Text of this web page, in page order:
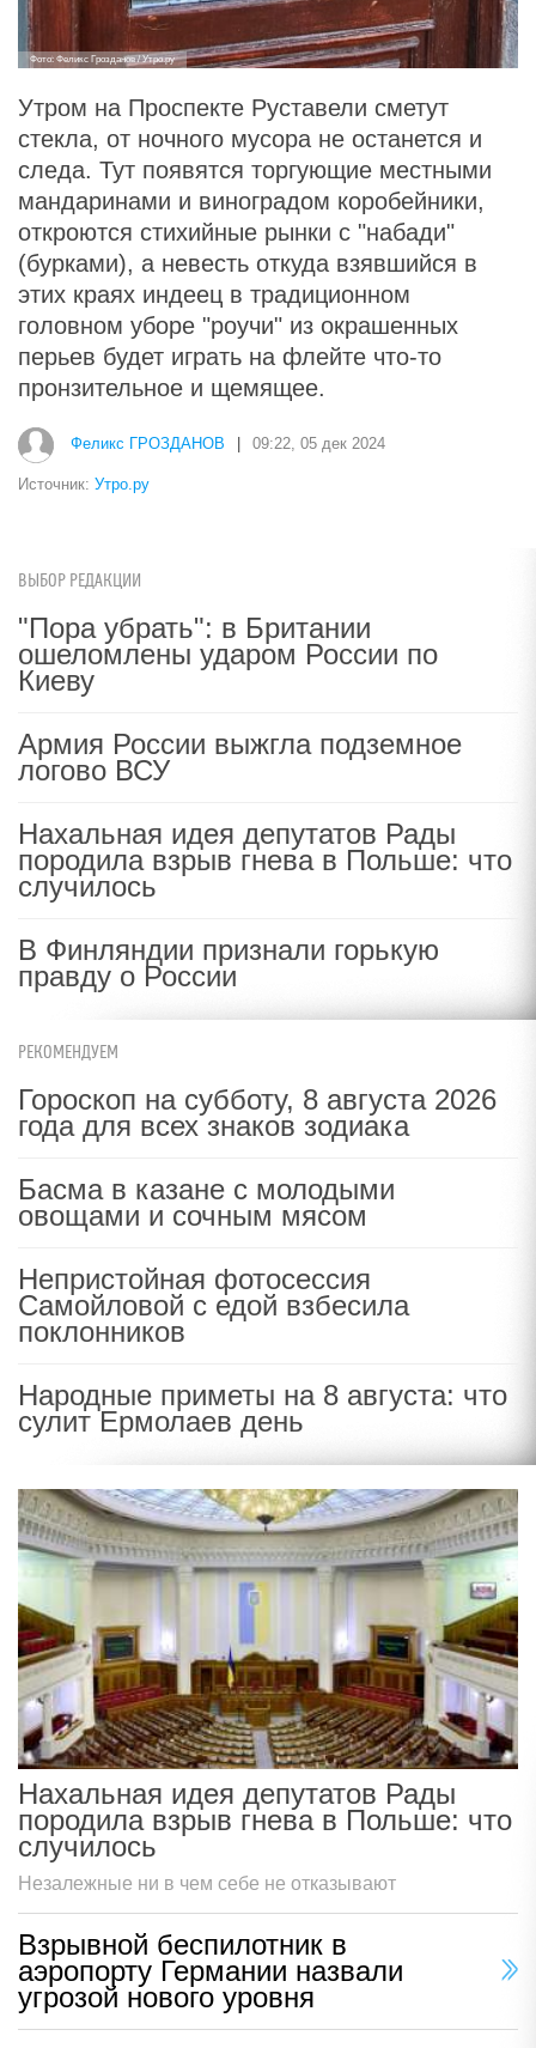
Фото: Феликс Грозданов / Утро.ру
Утром на Проспекте Руставели сметут
стекла, от ночного мусора не останется и
следа. Тут появятся торгующие местными
мандаринами и виноградом коробейники,
откроются стихийные рынки с "набади"
(бурками), а невесть откуда взявшийся в
этих краях индеец в традиционном
головном уборе "роучи" из окрашенных
перьев будет играть на флейте что-то
пронзительное и щемящее.
Феликс ГРОЗДАНОВ 09:22, 05 дек 2024
Источник: Утро.ру
ВЫБОР РЕДАКЦИИ
"Пора убрать": в Британии
ошеломлены ударом России по
Киеву
Армия России выжгла подземное
логово ВСУ
Нахальная идея депутатов Рады
породила взрыв гнева в Польше: что
случилось
В Финляндии признали горькую
правду о России
РЕКОМЕНДУЕМ
Гороскоп на субботу, 8 августа 2026
года для всех знаков зодиака
Басма в казане с молодыми
овощами и сочным мясом
Непристойная фотосессия
Самойловой с едой взбесила
поклонников
Народные приметы на 8 августа: что
сулит Ермолаев день
Нахальная идея депутатов Рады
породила взрыв гнева в Польше: что
случилось
Незалежные ни в чем себе не отказывают
Взрывной беспилотник в
аэропорту Германии назвали
угрозой нового уровня